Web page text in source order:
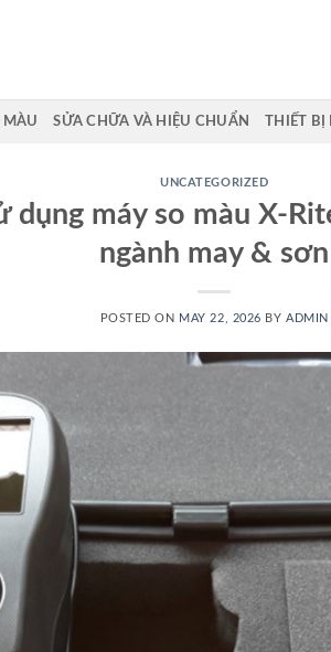
MÀU SỬA CHỮA VÀ HIỆU CHUẨN THIẾT BỊ
UNCATEGORIZED
dụng máy so màu X-
ngành may & sơn
POSTED ON MAY 22, 2026 BYADMIN